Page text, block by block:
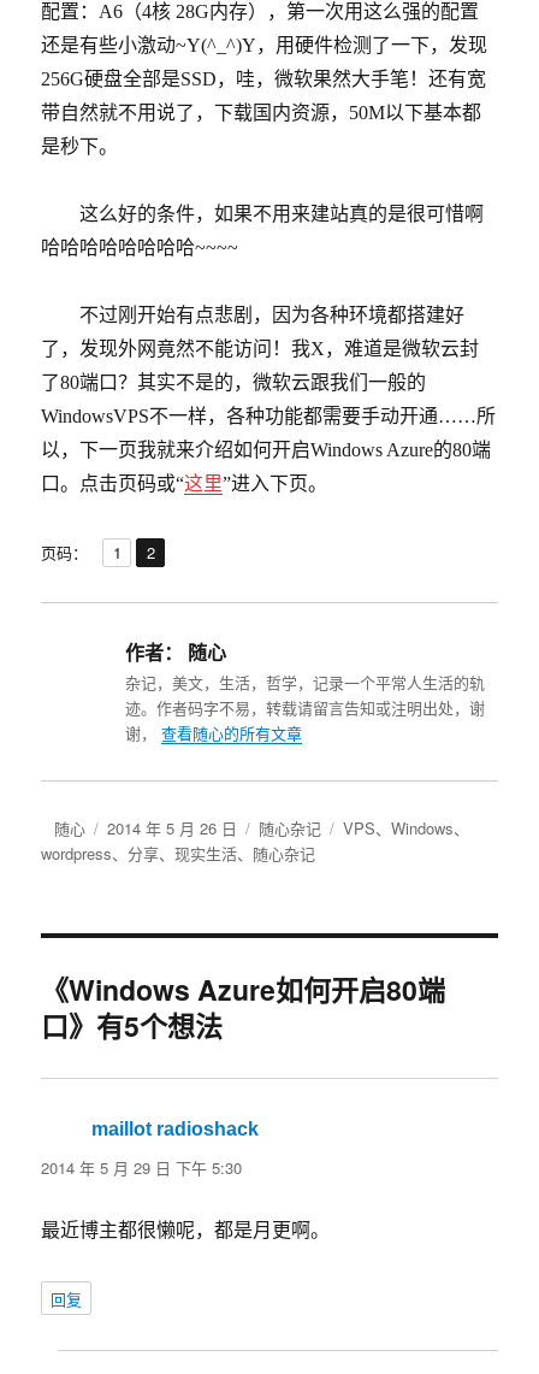
配置：A6（4核 28G内存），第一次用这么强的配置
还是有些小激动~Y(^_^)Y，用硬件检测了一下，发现
256G硬盘全部是SSD，哇，微软果然大手笔！还有宽
带自然就不用说了，下载国内资源，50M以下基本都
是秒下。
这么好的条件，如果不用来建站真的是很可惜啊
哈哈哈哈哈哈哈哈~~~~
不过刚开始有点悲剧，因为各种环境都搭建好
了，发现外网竟然不能访问！我X，难道是微软云封
了80端口？其实不是的，微软云跟我们一般的
WindowsVPS不一样，各种功能都需要手动开通……所
以，下一页我就来介绍如何开启Windows Azure的80端
口。点击页码或“这里”进入下页。
页码： 页1 ,
页
2
作者： 随心
杂记，美文，生活，哲学，记录一个平常人生活的轨
迹。作者码字不易，转载请留言告知或注明出处，谢
谢，查看随心的所有文章
作
者
随心
发
布
2014 年 5 月 26 日
分
类
随心杂记
标
VPS、Windows、
wordpress、分享、现实生活、 随心杂记
《Windows Azure如何开启80端
口》有5个想法
maillot radioshack
2014 年 5 月 29 日 下午 5:30
最近博主都很懒呢，都是月更啊。
回复